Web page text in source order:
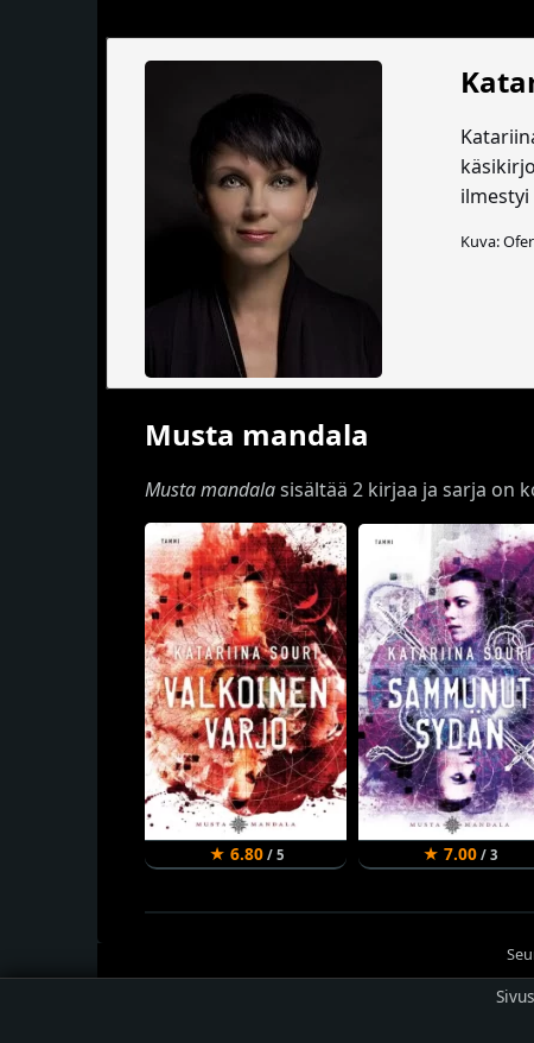
Kuva:
Musta mandala
Musta mandalasisältää 2 kirjaa ja sarja on
★ 6.80/ 5 ★ 7.00/ 3